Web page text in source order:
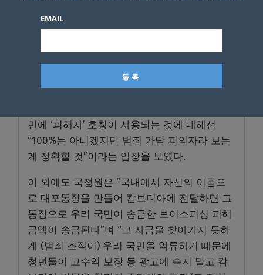
해서 캄보디아로 재출국하거나 인접국으로 출
해서 외교부의 경우는 여권무효화, 법무부의 경
우에는 출국금지, 경찰청은 인터폴 적색수배 등
차단방법을 마련할 계획”이라고 보고했다.
민에 ‘피해자’ 호칭이 사용되는 것에 대해선
“100%는 아니겠지만 범죄 가담 피의자라 보는
게 정확할 것”이라는 입장을 보였다.
이 외에도 국정원은 “국내에서 자신의 이름으
로 대포통장을 만들어 캄보디아에 전달하면 그
통장으로 우리 국민이 송금한 보이스피싱 피해
금액이 송금된다”며 “그 자금을 찾아가지 못하
게 (범죄 조직이) 우리 국민을 억류하기 때문에
청년들이 고수익 보장 등 광고에 속지 말고 캄
EMAIL